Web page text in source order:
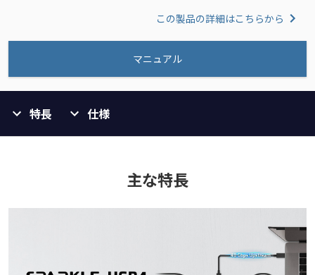
この製品の詳細はこちらから
マニュアル
特長 仕様
主な特長